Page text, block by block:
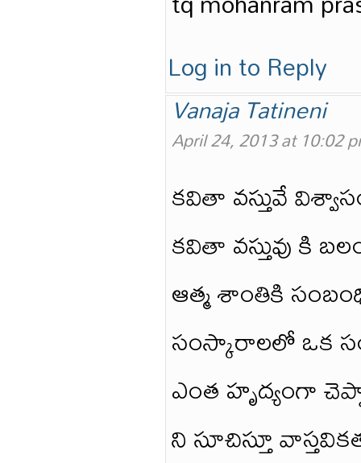
Log in to Reply
Vanaja Tatineni
April 24, 2013 at 10:02
కవితా వస్తువే
కవితా వస్తువు కి
ఆత్మ శాంతికి
సంస్కారాలలో ఒక
ఎంత హృద్యంగా
ని సూచిస్తూ